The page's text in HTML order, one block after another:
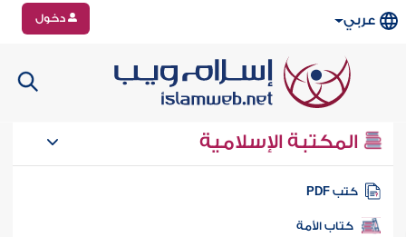
عربي دخول
المكتبة الإسلامية
كتب PDF